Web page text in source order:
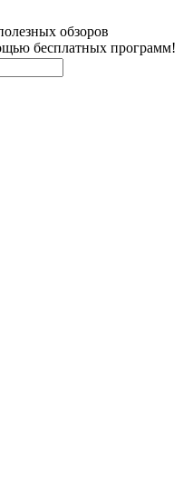
обзоров
бесплатных программ!